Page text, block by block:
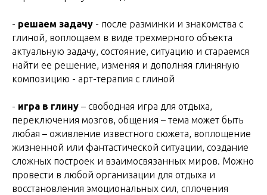
- решаем задачу - после разминки и знакомства с
глиной, воплощаем в виде трехмерного объекта
актуальную задачу, состояние, ситуацию и стараемся
найти ее решение, изменяя и дополняя глиняную
композицию - арт-терапия с глиной
- игра в глину – свободная игра для отдыха,
переключения мозгов, общения – тема может быть
любая – оживление известного сюжета, воплощение
жизненной или фантастической ситуации, создание
сложных построек и взаимосвязанных миров. Можно
провести в любой организации для отдыха и
восстановления эмоциональных сил, сплочения